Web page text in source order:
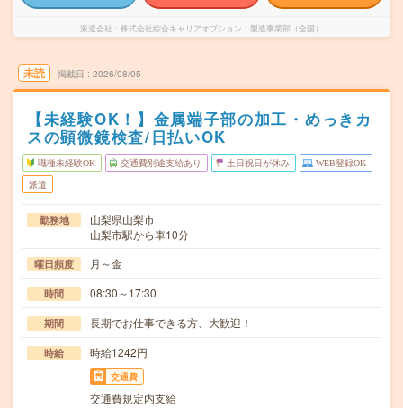
派遣会社 株式会社綜合キャリアオプション 製造事業部（全国）
未読 掲載日 2026/08/05
【未経験OK！】金属端子部の加工・めっきカ
スの顕微鏡検査/日払いOK
職種未経験OK 交通費別途支給あり 土日祝日が休み WEB登録OK
派遣
勤務地
山梨県山梨市
山梨市駅から車10分
曜日頻度 月～金
時間 08:30～17:30
期間 長期でお仕事できる方、大歓迎！
時給 時給1242円
交通費
交通費規定内支給